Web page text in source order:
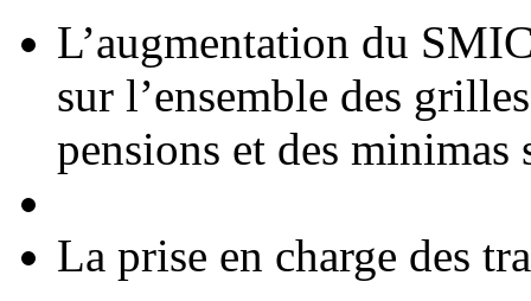
L’augmentation du
sur l’ensemble des
pensions et des minimas
La prise en charge des